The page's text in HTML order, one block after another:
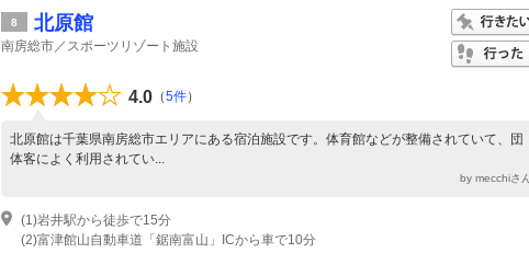
8 北原館
南房総市／スポーツリゾート施設
4.0 （5件）
北原館は千葉県南房総市エリアにある宿泊施設です。体育館などが整備されていて、団
体客によく利用されてい...
by mecchiさん
(1)岩井駅から徒歩で15分
(2)富津館山自動車道「鋸南富山」ICから車で10分